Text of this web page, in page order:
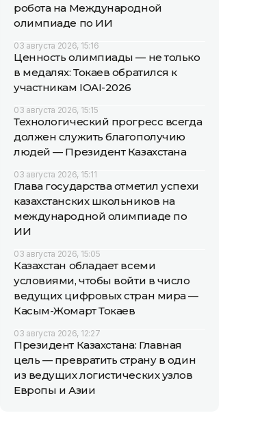
робота на Международной
олимпиаде по ИИ
03 августа 2026, 15:16
Ценность олимпиады — не только
в медалях: Токаев обратился к
участникам IOAI-2026
03 августа 2026, 15:15
Технологический прогресс всегда
должен служить благополучию
людей — Президент Казахстана
03 августа 2026, 15:11
Глава государства отметил успехи
казахстанских школьников на
международной олимпиаде по
ИИ
03 августа 2026, 15:05
Казахстан обладает всеми
условиями, чтобы войти в число
ведущих цифровых стран мира —
Касым-Жомарт Токаев
03 августа 2026, 12:27
Президент Казахстана: Главная
цель — превратить страну в один
из ведущих логистических узлов
Европы и Азии